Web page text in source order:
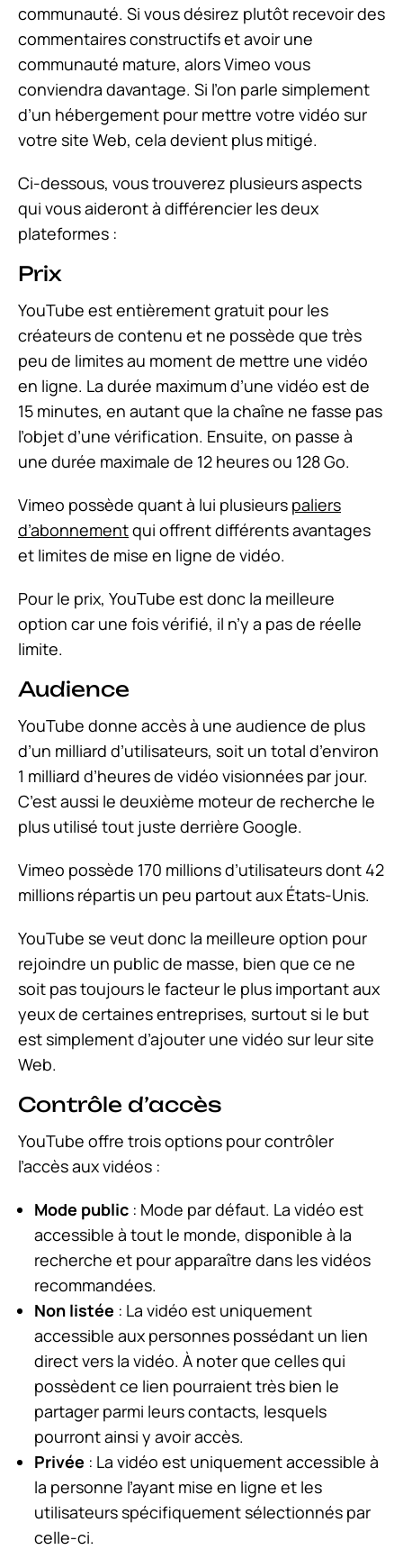
communauté. Si vous désirez plutôt recevoir des
commentaires constructifs et avoir une
communauté mature, alors Vimeo vous
conviendra davantage. Si l’on parle simplement
d’un hébergement pour mettre votre vidéo sur
votre site Web, cela devient plus mitigé.
Ci-dessous, vous trouverez plusieurs aspects
qui vous aideront à différencier les deux
plateformes :
Prix
YouTube est entièrement gratuit pour les
créateurs de contenu et ne possède que très
peu de limites au moment de mettre une vidéo
en ligne. La durée maximum d’une vidéo est de
15 minutes, en autant que la chaîne ne fasse pas
l’objet d’une vérification. Ensuite, on passe à
une durée maximale de 12 heures ou 128 Go.
Vimeo possède quant à lui plusieurs paliers
d’abonnementqui offrent différents avantages
et limites de mise en ligne de vidéo.
Pour le prix, YouTube est donc la meilleure
option car une fois vérifié, il n’y a pas de réelle
limite.
Audience
YouTube donne accès à une audience de plus
d’un milliard d’utilisateurs, soit un total d’environ
1 milliard d’heures de vidéo visionnées par jour.
C’est aussi le deuxième moteur de recherche le
plus utilisé tout juste derrière Google.
Vimeo possède 170 millions d’utilisateurs dont 42
millions répartis un peu partout aux États-Unis.
YouTube se veut donc la meilleure option pour
rejoindre un public de masse, bien que ce ne
soit pas toujours le facteur le plus important aux
yeux de certaines entreprises, surtout si le but
est simplement d’ajouter une vidéo sur leur site
Web.
Contrôle d’accès
YouTube offre trois options pour contrôler
l’accès aux vidéos :
Mode public: Mode par défaut. La vidéo est
accessible à tout le monde, disponible à la
recherche et pour apparaître dans les vidéos
recommandées.
Non listée : La vidéo est uniquement
accessible aux personnes possédant un lien
direct vers la vidéo. À noter que celles qui
possèdent ce lien pourraient très bien le
partager parmi leurs contacts, lesquels
pourront ainsi y avoir accès.
Privée : La vidéo est uniquement accessible à
la personne l’ayant mise en ligne et les
utilisateurs spécifiquement sélectionnés par
celle-ci.